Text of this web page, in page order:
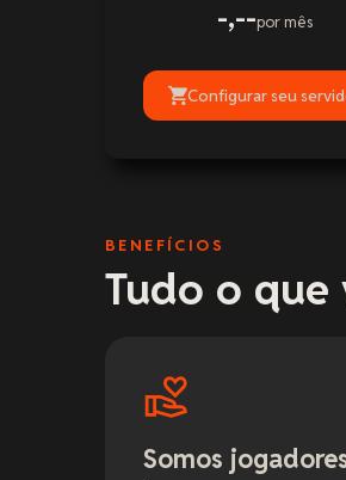
-,--por mês
Configurar seu
BENEFÍCIOS
Tudo o que
Somos